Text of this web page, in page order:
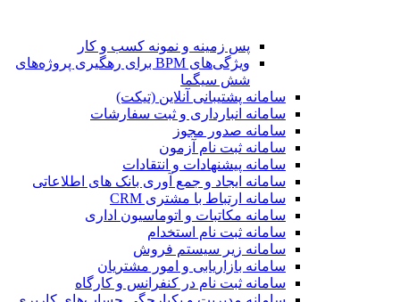
پس زمینه و نمونه کسب و کار
ویژگی‌های BPM برای رهگیری پروژه‌های
شش سیگما
سامانه پشتیبانی آنلاین (تیکت)
سامانه انبارداری و ثبت سفارشات
سامانه صدور مجوز
سامانه ثبت نام آزمون
سامانه پیشنهادات و انتقادات
سامانه ایجاد و جمع آوری بانک‌ های اطلاعاتی
سامانه ارتباط با مشتری CRM
سامانه مکاتبات و اتوماسیون اداری
سامانه ثبت نام استخدام
سامانه زیر سیستم فروش
سامانه بازاریابی و امور مشتریان
سامانه ثبت نام در کنفرانس و کارگاه